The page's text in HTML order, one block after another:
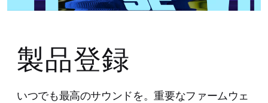
製品登録
いつでも最高のサウンドを。重要なファームウェ